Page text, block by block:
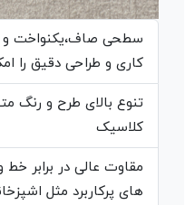
سطحی صاف،یکنواخت و
کاری و طراحی دقیق را
تنوع بالای طرح و رنگ
کلاسیک
مقاوت عالی در برابر
های پرکاربرد مثل